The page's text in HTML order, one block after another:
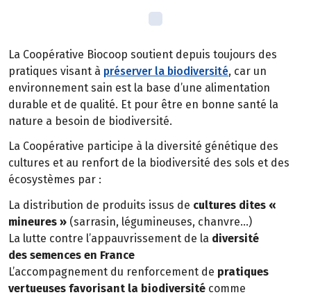
La Coopérative Biocoop soutient depuis toujours des
pratiques visant à préserver la biodiversité, car un
environnement sain est la base d’une alimentation
durable et de qualité. Et pour être en bonne santé la
nature a besoin de biodiversité.
La Coopérative participe à la diversité génétique des
cultures et au renfort de la biodiversité des sols et des
écosystèmes par :
La distribution de produits issus de cultures dites «
mineures » (sarrasin, légumineuses, chanvre…)
La lutte contre l’appauvrissement de la diversité
des semences en France
L’accompagnement du renforcement de pratiques
vertueuses favorisant la biodiversité comme